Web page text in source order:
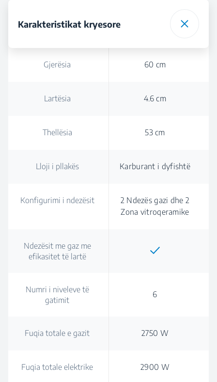
Karakteristikat kryesore
Gjerësia 60 cm
Lartësia 4.6 cm
Thellësia 53 cm
Lloji i pllakës Karburant i dyfishtë
Konfigurimi i ndezësit
2 Ndezës gazi dhe 2
Zona vitroqeramike
Ndezësit me gaz me
efikasitet të lartë
Numri i niveleve të
gatimit
6
Fuqia totale e gazit 2750 W
Fuqia totale elektrike 2900 W